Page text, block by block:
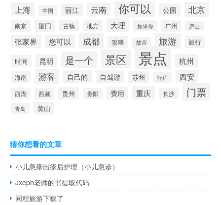
上海 中国 丽江 云南 你可以 公园 北京
南京 厦门 古镇 地方 大理 如果你 广州 庐山
张家界 您可以 成都 攻略 故宫 旅游 旅行
时间 昆明 是一个 景区 景点 杭州
海南 游客 自己的 自驾游 苏州 行程 西安
西湖 西藏 贵州 贵阳 费用 重庆 长沙 门票
青岛 黄山
猜你想看的文章
小儿急疹出疹后护理（小儿急诊）
Jxeph老师的书提取代码
同程旅游下载了